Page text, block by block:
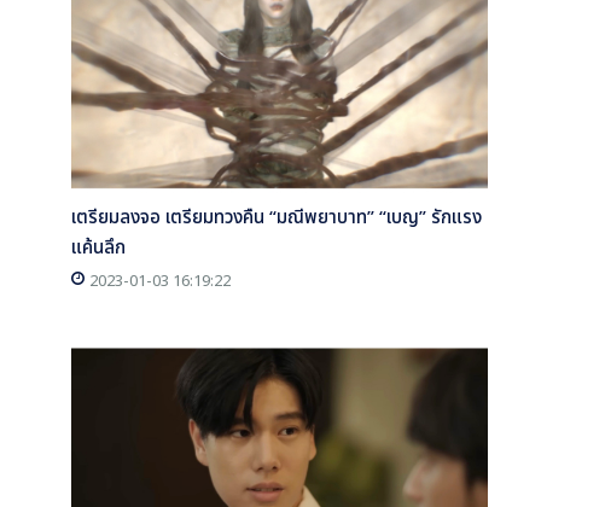
เตรียมลงจอ เตรียมทวงคืน “มณีพยาบาท” “เบญ” รักแรง
แค้นลึก
2023-01-03 16:19:22